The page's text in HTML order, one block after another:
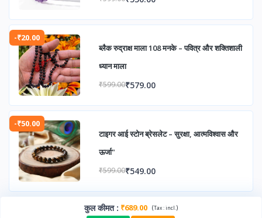
-₹20.00
ब्लैक रुद्राक्ष माला 108 मनके – पवित्र और शक्तिशाली
ध्यान माला
₹599.00₹579.00
-₹50.00
टाइगर आई स्टोन ब्रेसलेट – सुरक्षा, आत्मविश्वास और
ऊर्जा"
₹599.00₹549.00
कुल कीमत: ₹689.00 (Tax :incl. )